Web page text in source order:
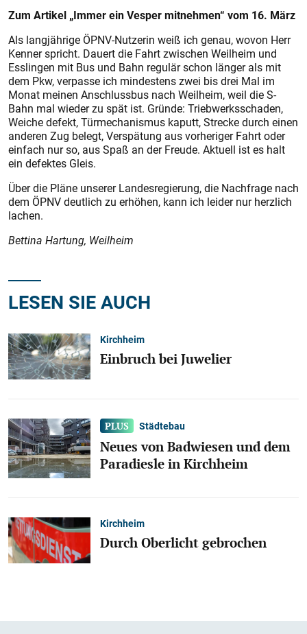
Zum Artikel „Immer ein Vesper mitnehmen“ vom 16. März
Als langjährige ÖPNV-Nutzerin weiß ich genau, wovon Herr
Kenner spricht. Dauert die Fahrt zwischen Weilheim und
Esslingen mit Bus und Bahn regulär schon länger als mit
dem Pkw, verpasse ich mindestens zwei bis drei Mal im
Monat meinen Anschlussbus nach Weilheim, weil die S-
Bahn mal wieder zu spät ist. Gründe: Triebwerksschaden,
Weiche defekt, Türmechanismus kaputt, Strecke durch einen
anderen Zug belegt, Verspätung aus vorheriger Fahrt oder
einfach nur so, aus Spaß an der Freude. Aktuell ist es halt
ein defektes Gleis.
Über die Pläne unserer Landesregierung, die Nachfrage nach
dem ÖPNV deutlich zu erhöhen, kann ich leider nur herzlich
lachen.
Bettina Hartung, Weilheim
LESEN SIE AUCH
Kirchheim
Einbruch bei Juwelier
Städtebau
Neues von Badwiesen und dem
Paradiesle in Kirchheim
Kirchheim
Durch Oberlicht gebrochen